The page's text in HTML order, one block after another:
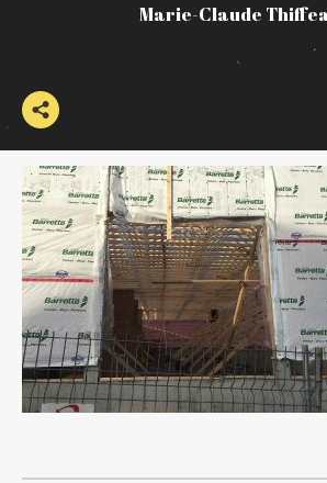
Marie-Claude